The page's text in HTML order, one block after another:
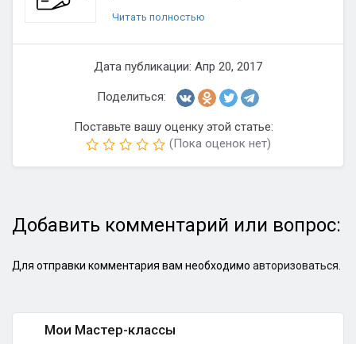
Читать полностью
Дата публикации: Апр 20, 2017
Поделиться:
Поставьте вашу оценку этой статье:
(Пока оценок нет)
Добавить комментарий или вопрос:
Для отправки комментария вам необходимо авторизоваться.
Мои Мастер-классы